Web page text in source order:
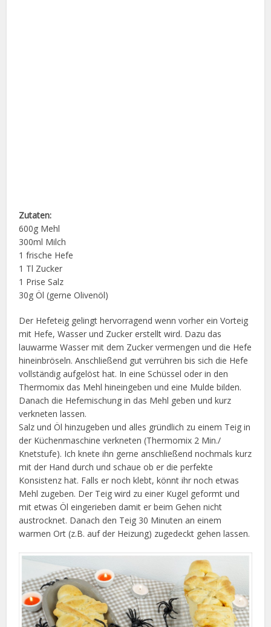
Zutaten:
600g Mehl
300ml Milch
1 frische Hefe
1 Tl Zucker
1 Prise Salz
30g Öl (gerne Olivenöl)
Der Hefeteig gelingt hervorragend wenn vorher ein Vorteig
mit Hefe, Wasser und Zucker erstellt wird. Dazu das
lauwarme Wasser mit dem Zucker vermengen und die Hefe
hineinbröseln. Anschließend gut verrühren bis sich die Hefe
vollständig aufgelöst hat. In eine Schüssel oder in den
Thermomix das Mehl hineingeben und eine Mulde bilden.
Danach die Hefemischung in das Mehl geben und kurz
verkneten lassen.
Salz und Öl hinzugeben und alles gründlich zu einem Teig in
der Küchenmaschine verkneten (Thermomix 2 Min./
Knetstufe). Ich knete ihn gerne anschließend nochmals kurz
mit der Hand durch und schaue ob er die perfekte
Konsistenz hat. Falls er noch klebt, könnt ihr noch etwas
Mehl zugeben. Der Teig wird zu einer Kugel geformt und
mit etwas Öl eingerieben damit er beim Gehen nicht
austrocknet. Danach den Teig 30 Minuten an einem
warmen Ort (z.B. auf der Heizung) zugedeckt gehen lassen.